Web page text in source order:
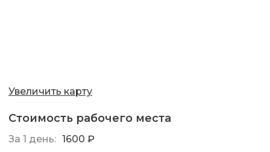
Увеличить карту
Стоимость рабочего места
За 1 день: 1600 ₽